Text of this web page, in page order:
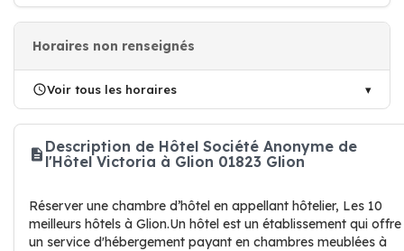
Horaires non renseignés
Voir tous les horaires
Description de Hôtel Société Anonyme de
l'Hôtel Victoria à Glion 01823 Glion
Réserver une chambre d’hôtel en appellant hôtelier, Les 10
meilleurs hôtels à Glion.Un hôtel est un établissement qui offre
un service d'hébergement payant en chambres meublées à